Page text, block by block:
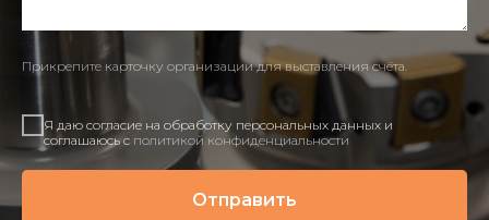
Прикрепите карточку организации для выставления счёта.
Я даю согласие на обработку персональных данных и
соглашаюсь c политикой конфиденциальности
Отправить